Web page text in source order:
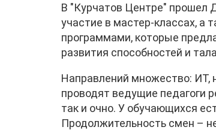
В "Курчатов Центре" прошел
участие в мастер-классах, а
программами, которые
развития способностей и
Направлений множество: ИТ,
проводят ведущие педагоги
так и очно. У обучающихся
Продолжительность смен –